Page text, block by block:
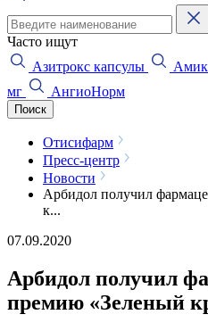
Часто ищут
Азитрокс капсулы
мг
АнгиоНорм
Поиск
Отисифарм
Пресс-центр
Новости
Арбидол получил
к...
07.09.2020
Арбидол получил
премию «Зеленый